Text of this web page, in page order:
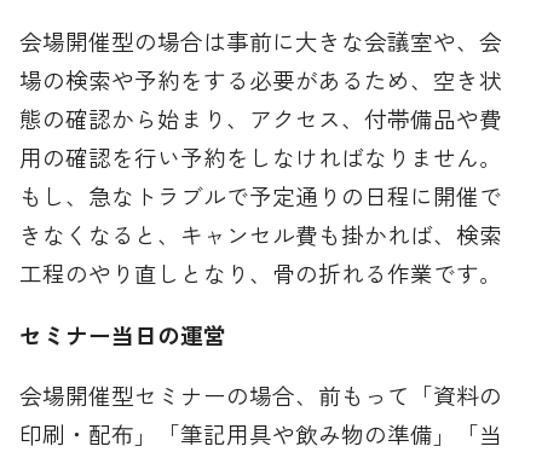
会場開催型の場合は事前に大きな会議室や、会
場の検索や予約をする必要があるため、空き状
態の確認から始まり、アクセス、付帯備品や費
用の確認を行い予約をしなければなりません。
もし、急なトラブルで予定通りの日程に開催で
きなくなると、キャンセル費も掛かれば、検索
工程のやり直しとなり、骨の折れる作業です。
セミナー当日の運営
会場開催型セミナーの場合、前もって「資料の
印刷・配布」「筆記用具や飲み物の準備」「当